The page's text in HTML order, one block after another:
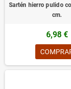
Sartén hierro pulido
cm.
6,98 €